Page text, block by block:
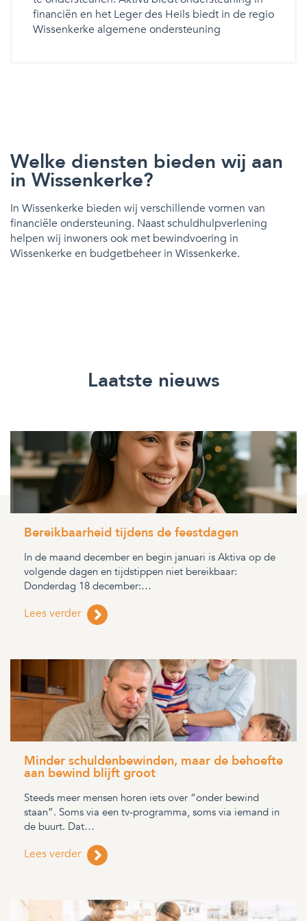
financiën en het Leger des Heils biedt in de regio
Wissenkerke algemene ondersteuning
Welke diensten bieden wij aan
in Wissenkerke?
In Wissenkerke bieden wij verschillende vormen van
financiële ondersteuning. Naast schuldhulpverlening
helpen wij inwoners ook met bewindvoering in
Wissenkerke en budgetbeheer in Wissenkerke.
Laatste nieuws
Bereikbaarheid tijdens de feestdagen
In de maand december en begin januari is Aktiva op de
volgende dagen en tijdstippen niet bereikbaar:
Donderdag 18 december:…
Lees verder
Minder schuldenbewinden, maar de behoefte
aan bewind blijft groot
Steeds meer mensen horen iets over “onder bewind
staan”. Soms via een tv-programma, soms via iemand in
de buurt. Dat…
Lees verder